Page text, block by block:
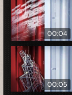
00:04
00:05